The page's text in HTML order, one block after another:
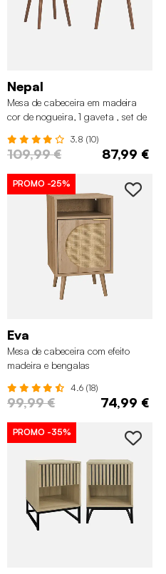
Nepal
Mesa de cabeceira em madeira
cor de nogueira, 1 gaveta , set de
3.8 (10)
109,99 € 87,99 €
PROMO -25%
Eva
Mesa de cabeceira com efeito
madeira e bengalas
4.6 (18)
99,99 € 74,99 €
PROMO -35%